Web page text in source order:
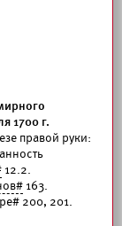
1700 г.
правой руки:
12.2.
163.
200, 201.